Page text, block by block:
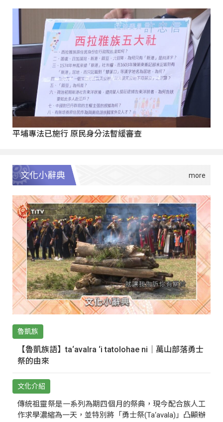
平埔專法已施行 原民身分法暫緩審查
文化小辭典
魯凱族
【魯凱族語】ta‘avalra ‘i tatolohae ni｜萬山部落勇士
祭的由來
文化介紹
傳統祖靈祭是一系列為期四個月的祭典，現今配合族人工
作求學濃縮為一天，並特別將「勇士祭(Ta‘avala)」凸顯辦